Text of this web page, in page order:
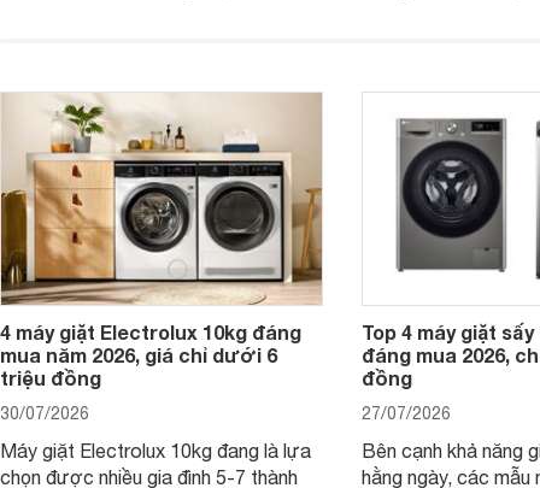
giặt cửa trên 9kg.
giặt.
4 máy giặt Electrolux 10kg đáng
mua năm 2026, giá chỉ dưới 6
triệu đồng
30/07/2026
Máy giặt Electrolux 10kg đang là lựa
chọn được nhiều gia đình 5-7 thành
Top 4 máy giặt
đáng mua 2026,
đồng
27/07/2026
Bên cạnh khả năng
hằng ngày, các mẫu